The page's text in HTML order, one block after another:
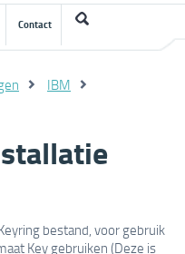
Contact
IBM
bestand, voor gebruik
Key gebruiken (Deze is